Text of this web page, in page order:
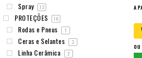
A
ou
Spray 13
PROTEÇÕES 16
Rodas e Pneus 1
Ceras e Selantes 3
Linha Cerâmica 2